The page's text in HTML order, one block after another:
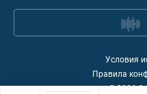
Условия
Правила
©2026